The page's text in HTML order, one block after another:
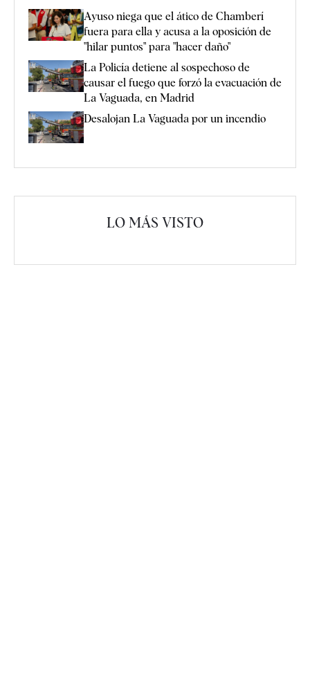
Ayuso niega que el ático de Chamberí
fuera para ella y acusa a la oposición de
"hilar puntos" para "hacer daño"
La Policía detiene al sospechoso de
causar el fuego que forzó la evacuación de
La Vaguada, en Madrid
Desalojan La Vaguada por un incendio
LO MÁS VISTO